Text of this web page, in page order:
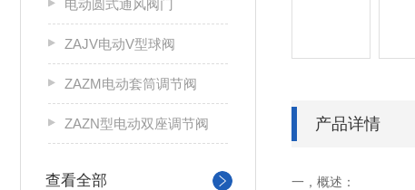
电动圆式通风阀门
ZAJV电动V型球阀
ZAZM电动套筒调节阀
ZAZN型电动双座调节阀
查看全部
产品详情
一，概述：